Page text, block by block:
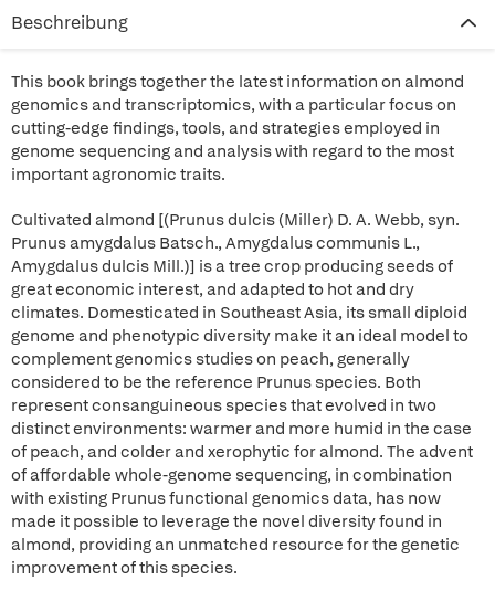
Beschreibung
This book brings together the latest information on almond
genomics and transcriptomics, with a particular focus on
cutting-edge findings, tools, and strategies employed in
genome sequencing and analysis with regard to the most
important agronomic traits.
Cultivated almond [(Prunus dulcis (Miller) D. A. Webb, syn.
Prunus amygdalus Batsch., Amygdalus communis L.,
Amygdalus dulcis Mill.)] is a tree crop producing seeds of
great economic interest, and adapted to hot and dry
climates. Domesticated in Southeast Asia, its small diploid
genome and phenotypic diversity make it an ideal model to
complement genomics studies on peach, generally
considered to be the reference Prunus species. Both
represent consanguineous species that evolved in two
distinct environments: warmer and more humid in the case
of peach, and colder and xerophytic for almond. The advent
of affordable whole-genome sequencing, in combination
with existing Prunus functional genomics data, has now
made it possible to leverage the novel diversity found in
almond, providing an unmatched resource for the genetic
improvement of this species.